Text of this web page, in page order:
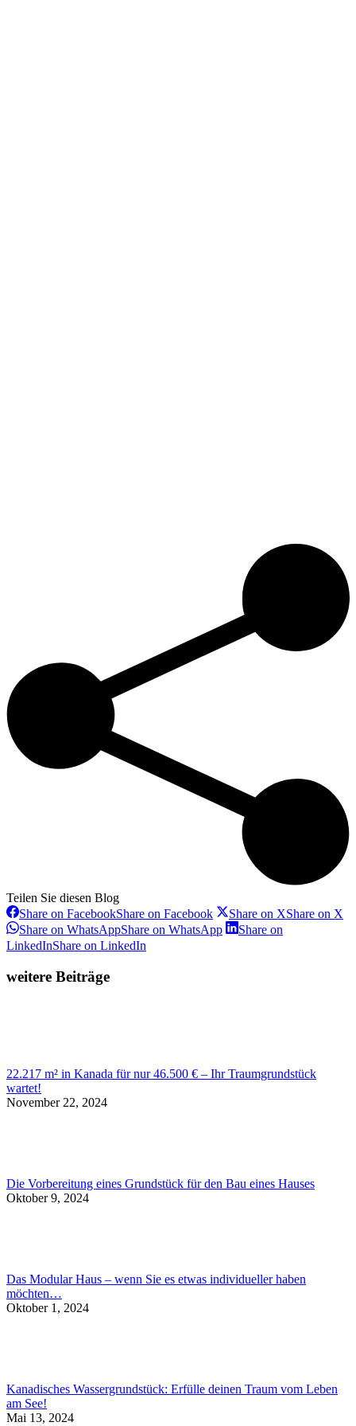
Teilen Sie diesen Blog
Share on FacebookShare on Facebook Share on XShare on X
Share on WhatsAppShare on WhatsApp
Share on
LinkedInShare on LinkedIn
weitere Beiträge
22.217 m² in Kanada für nur 46.500 € – Ihr Traumgrundstück
wartet!
November 22, 2024
Die Vorbereitung eines Grundstück für den Bau eines Hauses
Oktober 9, 2024
Das Modular Haus – wenn Sie es etwas individueller haben
möchten…
Oktober 1, 2024
Kanadisches Wassergrundstück: Erfülle deinen Traum vom Leben
am See!
Mai 13, 2024